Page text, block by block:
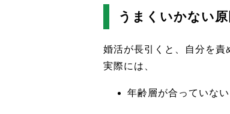
うまくいかない
婚活が長引くと、自分を責
実際には、
年齢層が合っていない